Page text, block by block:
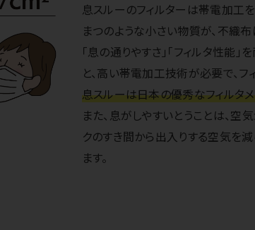
息スルーのフィルターは帯電加工
まつのような小さい物質が、不織
「息の通りやすさ」「フィルタ性能
と、高い帯電加工技術が必要で、
息スルーは日本の優秀なフィルタ
また、息がしやすいとうことは、空
クのすき間から出入りする空気を
ます。